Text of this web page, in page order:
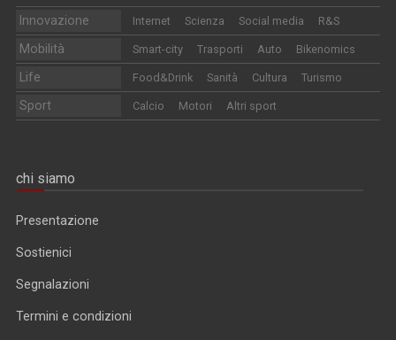
Innovazione Internet Scienza Social media R&S
Mobilità Smart-city Trasporti Auto Bikenomics
Life Food&Drink Sanità Cultura Turismo
Sport Calcio Motori Altri sport
chi siamo
Presentazione
Sostienici
Segnalazioni
Termini e condizioni